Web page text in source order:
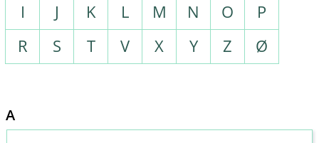
I
J K L M N O
P
R
S T V X Y Z Ø
A